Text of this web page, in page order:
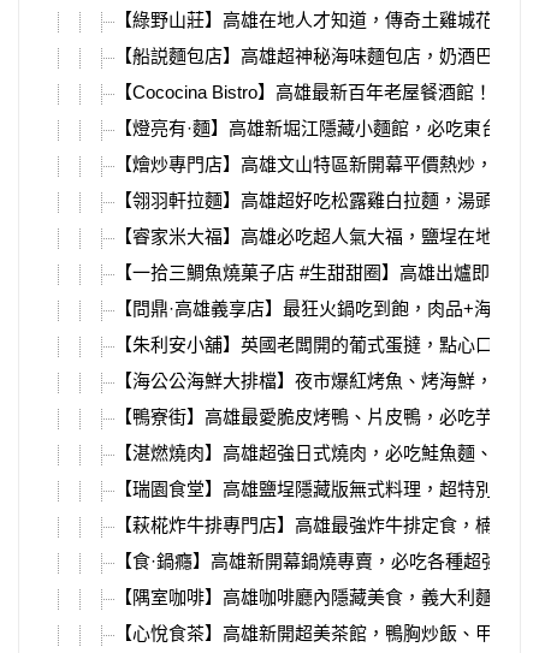
【綠野山莊】高雄在地人才知道，傳奇土雞城花園餐
【船説麵包店】高雄超神秘海味麵包店，奶酒巴斯
【Cococina Bistro】高雄最新百年老屋餐酒館！菜單
【燈亮有·麵】高雄新堀江隱藏小麵館，必吃東台魚
【燴炒專門店】高雄文山特區新開幕平價熱炒，必
【翎羽軒拉麵】高雄超好吃松露雞白拉麵，湯頭喝完
【睿家米大福】高雄必吃超人氣大福，鹽埕在地老店
【一拾三鯛魚燒菓子店 #生甜甜圈】高雄出爐即秒殺
【問鼎·高雄義享店】最狂火鍋吃到飽，肉品+海鮮
【朱利安小舖】英國老闆開的葡式蛋撻，點心口味
【海公公海鮮大排檔】夜市爆紅烤魚、烤海鮮，胡
【鴨寮街】高雄最愛脆皮烤鴨、片皮鴨，必吃芋頭
【湛燃燒肉】高雄超強日式燒肉，必吃鮭魚麵、挽
【瑞園食堂】高雄鹽埕隱藏版無式料理，超特別台式
【萩椛炸牛排專門店】高雄最強炸牛排定食，楠梓店
【食·鍋癮】高雄新開幕鍋燒專賣，必吃各種超強小
【隅室咖啡】高雄咖啡廳內隱藏美食，義大利麵、晚
【心悅食茶】高雄新開超美茶館，鴨胸炒飯、甲子